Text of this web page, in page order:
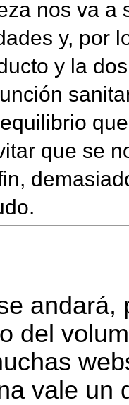
nos va a
y, por
y la
que se
andará,
del
vale un